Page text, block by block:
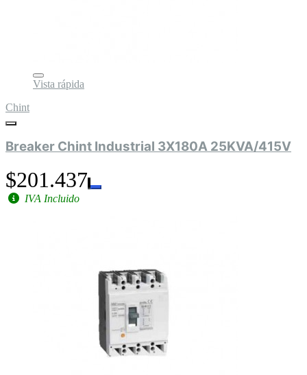
Vista rápida
Chint
Breaker Chint Industrial 3X180A 25KVA/415V
$201.437
IVA Incluido